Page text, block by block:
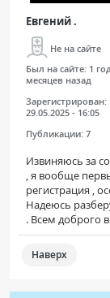
Евгений .
Не на сайте
Был на сайте: 1
месяцев назад
Зарегистрирован:
29.05.2025 - 16:05
Публикации: 7
Извиняюсь за
, я вообще
регистрация ,
Надеюсь
. Всем доброго
Наверх